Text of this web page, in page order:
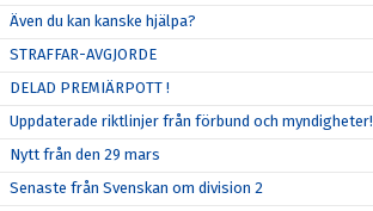
Även du kan kanske hjälpa?
STRAFFAR-AVGJORDE
DELAD PREMIÄRPOTT !
Uppdaterade riktlinjer från förbund och myndigheter!
Nytt från den 29 mars
Senaste från Svenskan om division 2